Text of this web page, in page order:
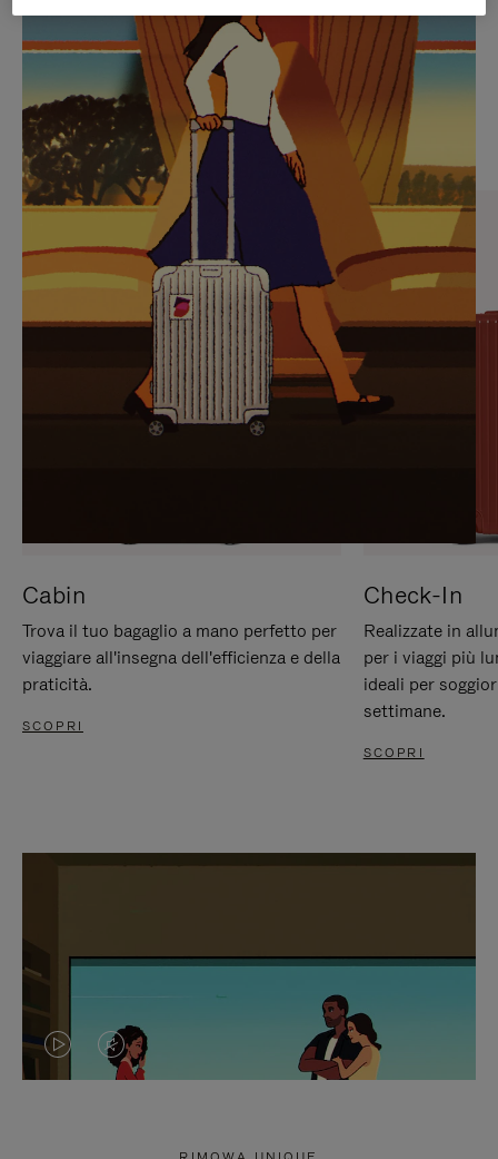
NON
È
IN
PAUSA,
PREMERE
PER
METTERLO
PAUSA
È
SILENZIATO,
PREMI
PER
ATTIVARE
LAUDIO
SELEZIONI REGALO CURATE
Trova la compagna perfetta
per ogni viaggio
Cabin
Trova il tuo bagaglio a mano perfetto per
viaggiare all'insegna dell'efficienza e della
praticità.
SCOPRI
Check-In
Realizzate in
per i viaggi più
ideali per
settimane.
SCOPRI
IL
IL